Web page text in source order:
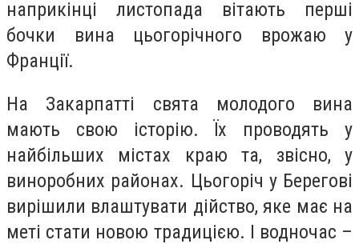
наприкінці листопада вітають перші
бочки вина цьогорічного врожаю у
Франції.
На Закарпатті свята молодого вина
мають свою історію. Їх проводять у
найбільших містах краю та, звісно, у
виноробних районах. Цьогоріч у Берегові
вирішили влаштувати дійство, яке має на
меті стати новою традицією. І водночас –